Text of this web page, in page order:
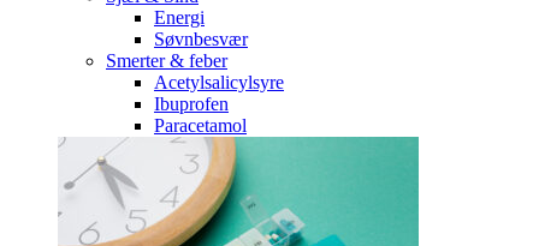
Energi
Søvnbesvær
Smerter & feber
Acetylsalicylsyre
Ibuprofen
Paracetamol